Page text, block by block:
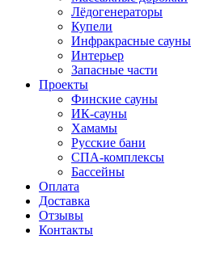
Лёдогенераторы
Купели
Инфракрасные сауны
Интерьер
Запасные части
Проекты
Финские сауны
ИК-сауны
Хамамы
Русские бани
СПА-комплексы
Бассейны
Оплата
Доставка
Отзывы
Контакты